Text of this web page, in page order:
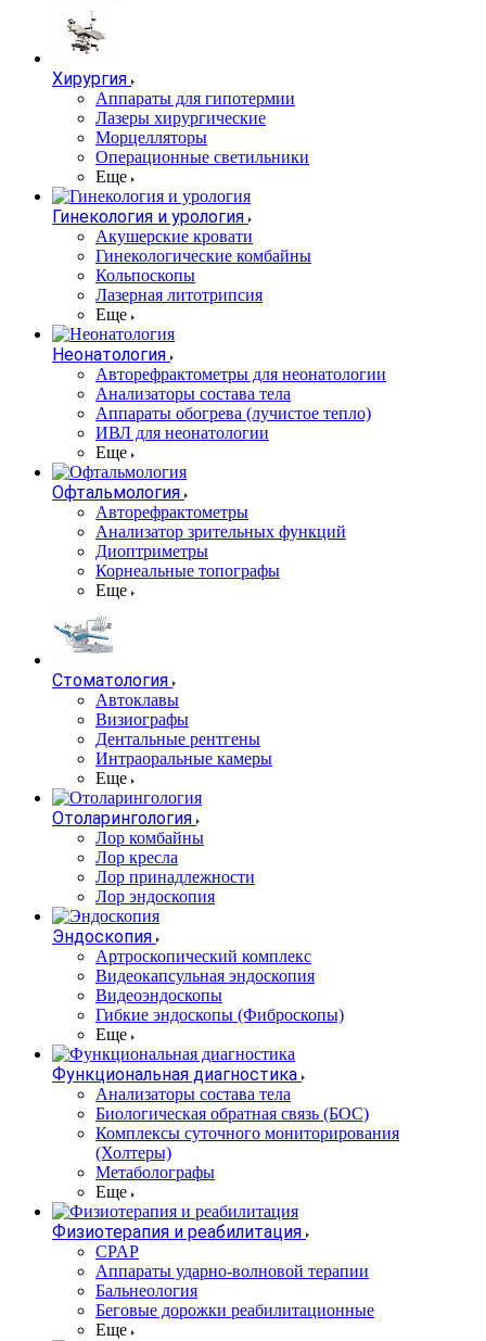
Хирургия
Аппараты для гипотермии
Лазеры хирургические
Морцелляторы
Операционные светильники
Еще
Гинекология и урология
Акушерские кровати
Гинекологические комбайны
Кольпоскопы
Лазерная литотрипсия
Еще
Неонатология
Авторефрактометры для неонатологии
Анализаторы состава тела
Аппараты обогрева (лучистое тепло)
ИВЛ для неонатологии
Еще
Офтальмология
Авторефрактометры
Анализатор зрительных функций
Диоптриметры
Корнеальные топографы
Еще
Стоматология
Автоклавы
Визиографы
Дентальные рентгены
Интраоральные камеры
Еще
Отоларингология
Лор комбайны
Лор кресла
Лор принадлежности
Лор эндоскопия
Эндоскопия
Артроскопический комплекс
Видеокапсульная эндоскопия
Видеоэндоскопы
Гибкие эндоскопы (Фиброcкопы)
Еще
Функциональная диагностика
Анализаторы состава тела
Биологическая обратная связь (БОС)
Комплексы суточного мониторирования
(Холтеры)
Метаболографы
Еще
Физиотерапия и реабилитация
CPAP
Аппараты ударно-волновой терапии
Бальнеология
Беговые дорожки реабилитационные
Еще